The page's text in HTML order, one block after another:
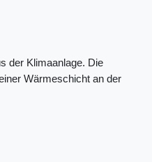
der Klimaanlage. Die
Wärmeschicht an der